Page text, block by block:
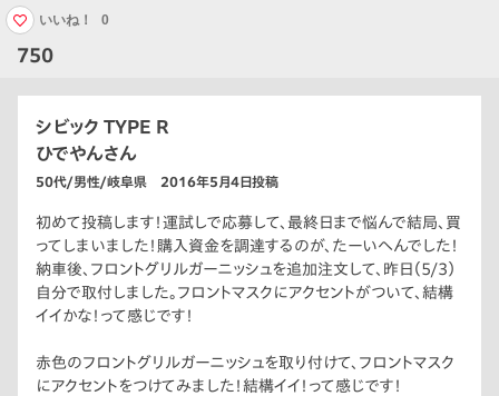
750
いいね！ 0
シビック TYPE R
ひでやんさん
50代/男性/岐阜県 2016年5月4日投稿
初めて投稿します！運試しで応募して、最終日まで悩んで結局、買
ってしまいました！購入資金を調達するのが、たーいへんでした！
納車後、フロントグリルガーニッシュを追加注文して、昨日（5/3）
自分で取付しました。フロントマスクにアクセントがついて、結構
イイかな！って感じです！
赤色のフロントグリルガーニッシュを取り付けて、フロントマスク
にアクセントをつけてみました！結構イイ！って感じです！